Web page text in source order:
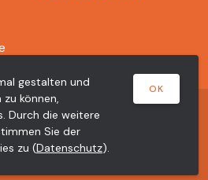
Dropa AG
Impressum
gestalten und
können,
Durch die weitere
Sie der
zu (Datenschutz).
OK